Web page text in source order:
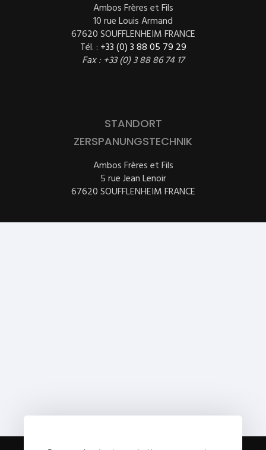
Ambos Frères et Fils
10 rue Louis Armand
67620 SOUFFLENHEIM FRANCE
Tél. : +33 (0) 3 88 05 79 29
Fax : +33 (0) 3 88 86 74 17
STANDORT
ZERSPANUNGSTECHNIK
Ambos Frères et Fils
5 rue Jean Lenoir
67620 SOUFFLENHEIM FRANCE